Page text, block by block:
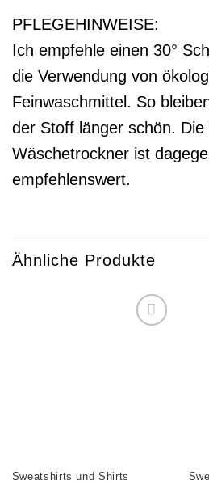
PFLEGEHINWEISE:
Ich empfehle einen 30°
die Verwendung von
Feinwaschmittel. So
der Stoff länger schön. Die
Wäschetrockner ist
empfehlenswert.
Ähnliche Produkte
Sweatshirts und Shirts